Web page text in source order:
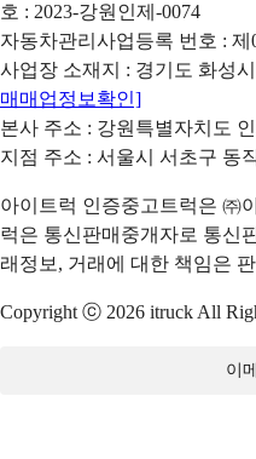
호 : 2023-강원인제-0074
자동차관리사업등록 번호 : 제
사업장 소재지 : 경기도 화성
매매업정보확인]
본사 주소 : 강원특별자치도
지점 주소 : 서울시 서초구 동
아이트럭 인증중고트럭은 ㈜
럭은 통신판매중개자로 통신
래정보, 거래에 대한 책임은
Copyright ⓒ 2026 itruck All
이